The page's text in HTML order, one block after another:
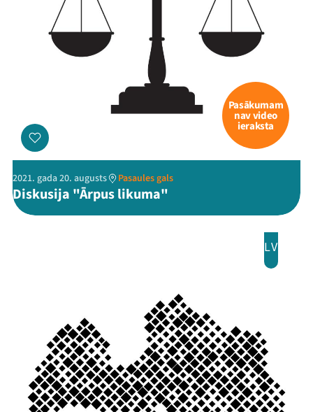
Pasākumam
nav video
ieraksta
2021. gada 20. augusts Pasaules gals
Diskusija "Ārpus likuma"
LV